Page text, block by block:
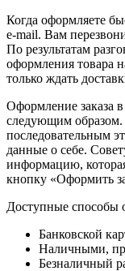
Когда оформляете
e-mail. Вам
По результатам
оформления товара
только ждать
Оформление заказа
следующим образом.
последовательным
данные о себе.
информацию,
кнопку «Оформить
Доступные способы
Банковской
Наличными,
Безналичный